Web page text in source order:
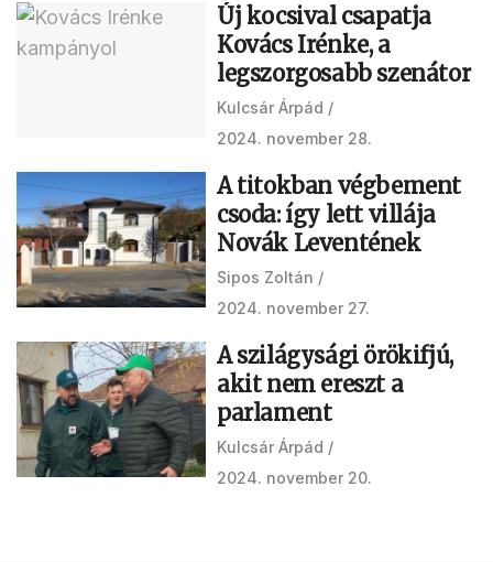
Új kocsival csapatja
Kovács Irénke, a
legszorgosabb szenátor
Kulcsár Árpád
2024. november 28.
A titokban végbement
csoda: így lett villája
Novák Leventének
Sipos Zoltán
2024. november 27.
A szilágysági örökifjú,
akit nem ereszt a
parlament
Kulcsár Árpád
2024. november 20.